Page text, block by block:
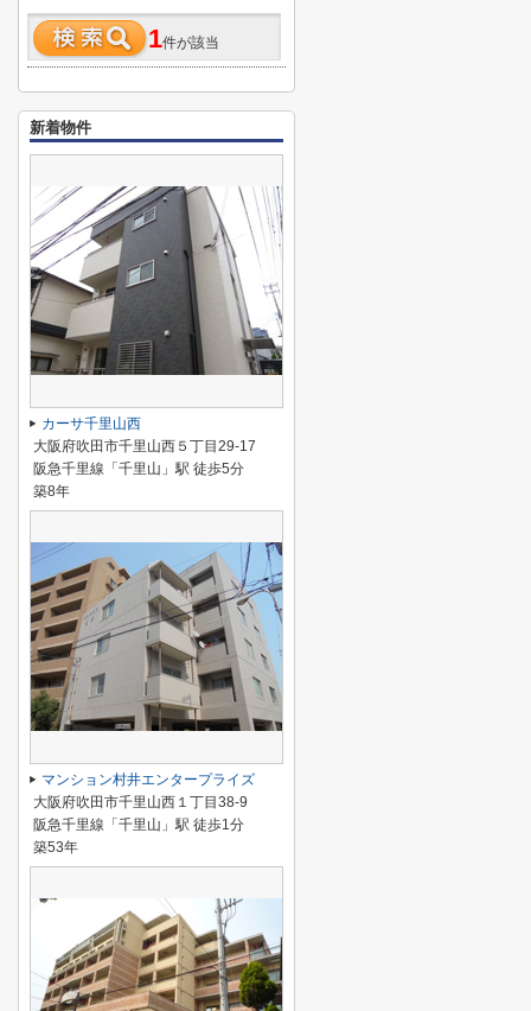
1件が該当
新着物件
カーサ千里山西
大阪府吹田市千里山西５丁目29-17
阪急千里線「千里山」駅 徒歩5分
築8年
マンション村井エンタープライズ
大阪府吹田市千里山西１丁目38-9
阪急千里線「千里山」駅 徒歩1分
築53年